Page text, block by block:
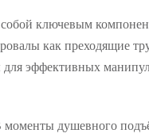
ключевым
как преходящие
для эффективных
моменты душевного